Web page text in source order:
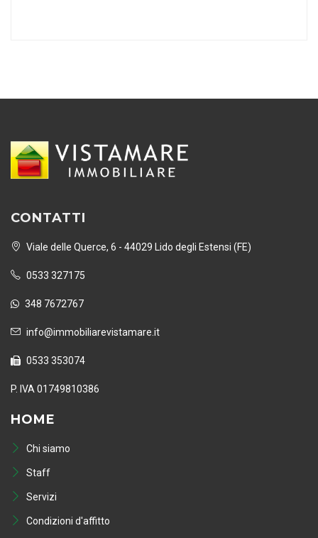
CONTATTI
Viale delle Querce, 6 - 44029 Lido degli Estensi (FE)
0533 327175
348 7672767
info@immobiliarevistamare.it
0533 353074
P. IVA 01749810386
HOME
Chi siamo
Staff
Servizi
Condizioni d'affitto